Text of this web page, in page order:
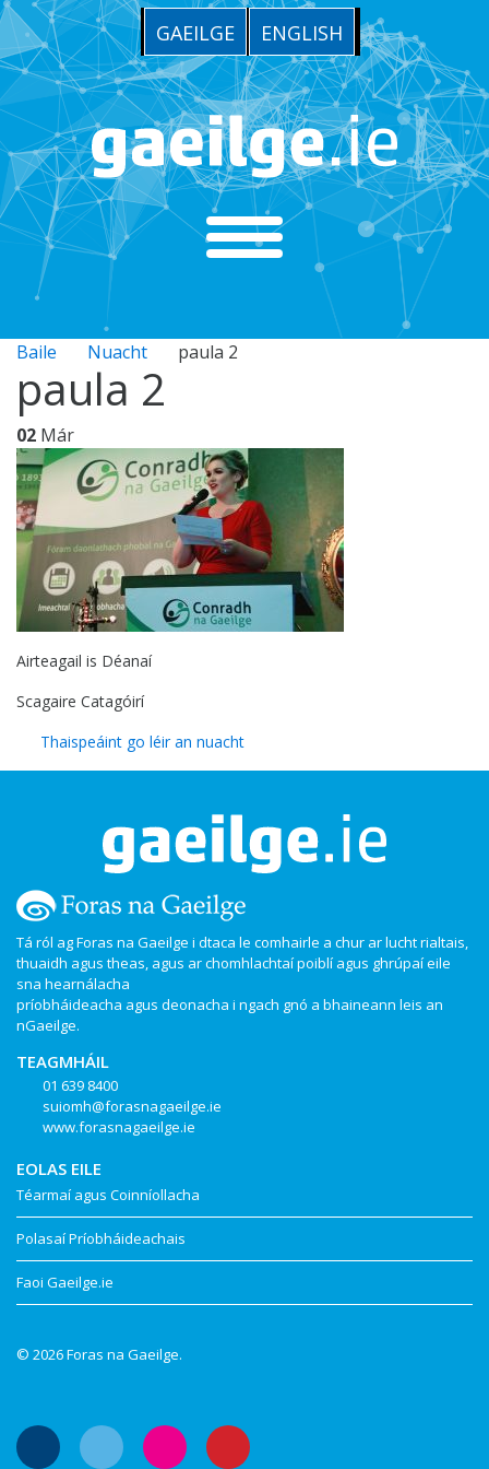
GAEILGE ENGLISH
Baile Nuacht paula 2
paula 2
02 Már
Airteagail is Déanaí
Scagaire Catagóirí
Thaispeáint go léir an nuacht
Tá ról ag Foras na Gaeilge i dtaca le comhairle a chur ar lucht rialtais,
thuaidh agus theas, agus ar chomhlachtaí poiblí agus ghrúpaí eile
sna hearnálacha
príobháideacha agus deonacha i ngach gnó a bhaineann leis an
nGaeilge.
TEAGMHÁIL
01 639 8400
suiomh@forasnagaeilge.ie
www.forasnagaeilge.ie
EOLAS EILE
Téarmaí agus Coinníollacha
Polasaí Príobháideachais
Faoi Gaeilge.ie
© 2026 Foras na Gaeilge.